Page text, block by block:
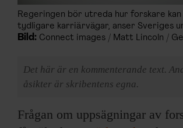
Regeringen bör utreda hur forskare
tydligare karriärvägar, anser Sveriges
Bild: Connect images / Matt Lincoln /
Det här är en kommenterande text.
åsikter är skribentens egna.
Frågan om uppsägningar av